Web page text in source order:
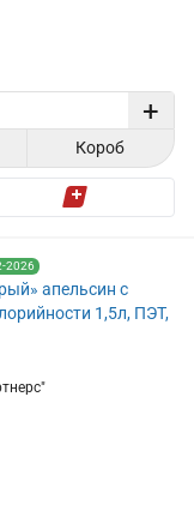
+
Короб
2026
апельсин с
1,5л, ПЭТ,